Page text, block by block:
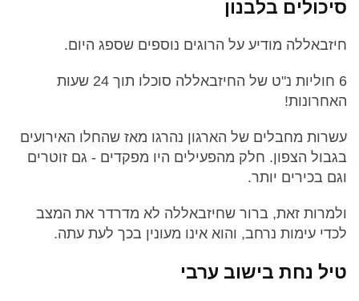
סיכולים בלבנון
חיזבאללה מודיע על הרוגים נוספים שספג היום.
6 חוליות נ"ט של החיזבאללה סוכלו תוך 24 שעות
האחרונות!
עשרות מחבלים של הארגון נהרגו מאז שהחלו האירועים
בגבול הצפון. חלק מהפעילים היו מפקדים - גם זוטרים
וגם בכירים יותר.
ולמרות זאת, ברור שחיזבאללה לא מדרדר את המצב
לכדי עימות נרחב, והוא אינו מעונין בכך לעת עתה.
טיל נחת בישוב ערבי